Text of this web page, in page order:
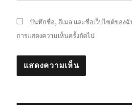
บันทึกชื่อ, อีเมล และชื่อเว็บไซต์ของฉั
การแสดงความเห็นครั้งถัดไป